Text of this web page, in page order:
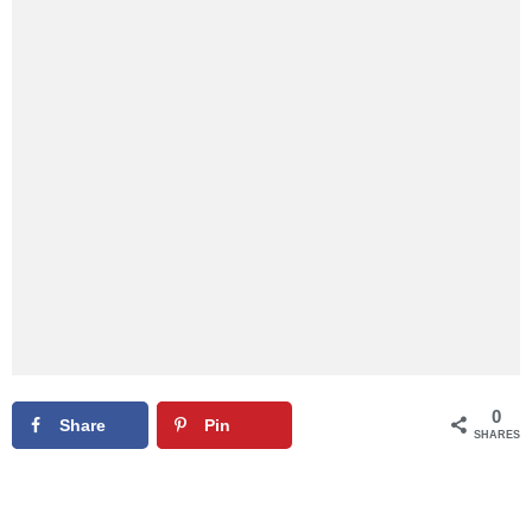
Share Pin 0
SHARES